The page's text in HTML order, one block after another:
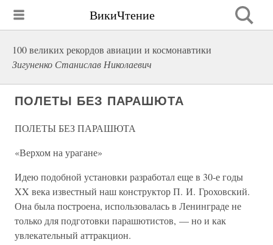
ВикиЧтение
100 великих рекордов авиации и космонавтики
Зигуненко Станислав Николаевич
ПОЛЕТЫ БЕЗ ПАРАШЮТА
ПОЛЕТЫ БЕЗ ПАРАШЮТА
«Верхом на урагане»
Идею подобной установки разработал еще в 30-е годы
XX века известный наш конструктор П. И. Гроховский.
Она была построена, использовалась в Ленинграде не
только для подготовки парашютистов, — но и как
увлекательный аттракцион.